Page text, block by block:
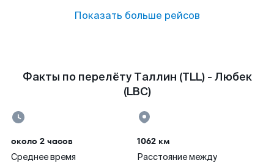
Показать больше рейсов
Факты по перелёту Таллин (TLL) - Любек
(LBC)
около 2 часов
Среднее время
1062 км
Расстояние между